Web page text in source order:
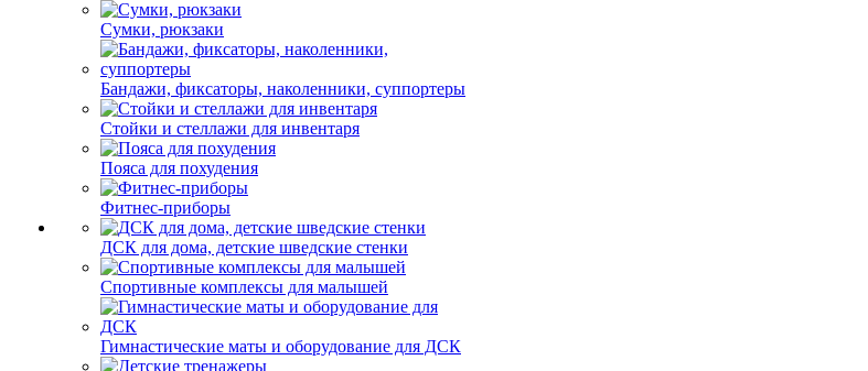
Сумки, рюкзаки
Бандажи, фиксаторы, наколенники, суппортеры
Стойки и стеллажи для инвентаря
Пояса для похудения
Фитнес-приборы
ДСК для дома, детские шведские стенки
Спортивные комплексы для малышей
Гимнастические маты и оборудование для ДСК